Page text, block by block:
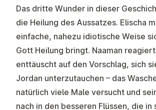
Das dritte Wunder in dieser
die Heilung des Aussatzes. Elischa
einfache, nahezu idiotische Weise
Gott Heilung bringt. Naaman
enttäuscht auf den Vorschlag, sich
Jordan unterzutauchen – das
natürlich viele Male versucht und
nach in den besseren Flüssen, die in